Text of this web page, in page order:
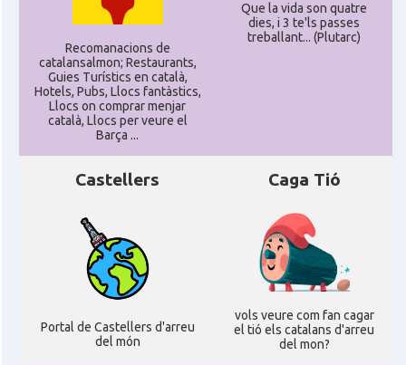
Recomanacions de
catalansalmon; Restaurants,
Guies Turístics en català,
Hotels, Pubs, Llocs fantàstics,
Llocs on comprar menjar
català, Llocs per veure el
Barça ...
Que la vida son quatre
dies, i 3 te'ls passes
treballant... (Plutarc)
Castellers
Portal de Castellers d'arreu
del món
Caga Tió
vols veure com fan cagar
el tió els catalans d'arreu
del mon?